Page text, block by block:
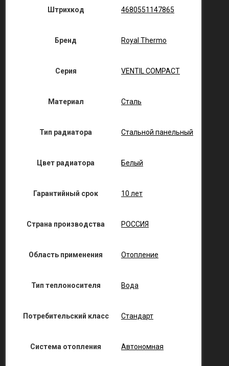
Штрихкод 4680551147865
Бренд Royal Thermo
Серия VENTIL COMPACT
Материал Сталь
Тип радиатора Стальной панельный
Цвет радиатора Белый
Гарантийный срок 10 лет
Страна производства РОССИЯ
Область применения Отопление
Тип теплоносителя Вода
Потребительский класс Стандарт
Система отопления Автономная